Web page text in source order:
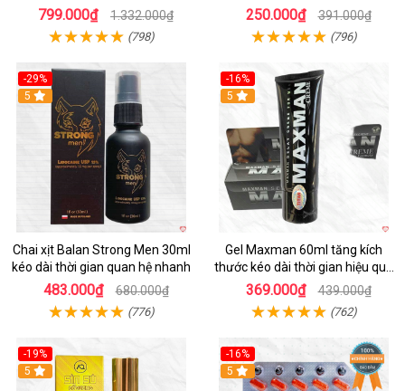
Cường Sinh Lý Nam
799.000₫ 1.332.000₫
(798)
quan hệ
250.000₫ 391.000₫
(796)
-29%
5
Chai xịt Balan Strong Men 30ml
kéo dài thời gian quan hệ nhanh
483.000₫ 680.000₫
(776)
-16%
5
Gel Maxman 60ml tăng kích
thước kéo dài thời gian hiệu quả
cho nam
369.000₫ 439.000₫
(762)
-19%
5
-16%
5